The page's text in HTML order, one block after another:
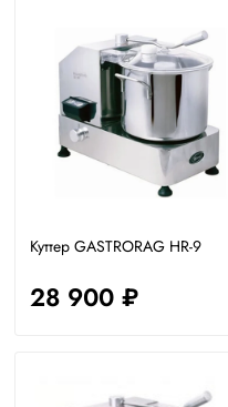
Куттер GASTRORAG HR-9
28 900 ₽